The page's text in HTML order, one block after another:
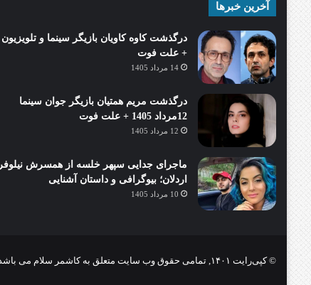
آخرین خبرها
درگذشت کاوه کاویان بازیگر سینما و تلویزیون
+ علت فوت
14 مرداد 1405
درگذشت مریم همتیان بازیگر جوان سینما
12مرداد 1405 + علت فوت
12 مرداد 1405
ماجرای جدایی سپهر خلسه از همسرش نیلوفر
اردلان؛ بیوگرافی و داستان آشنایی
10 مرداد 1405
© کپی‌رایت ۱۴۰۱, تمامی حقوق وب سایت متعلق به کاشمر سلام می باشد |